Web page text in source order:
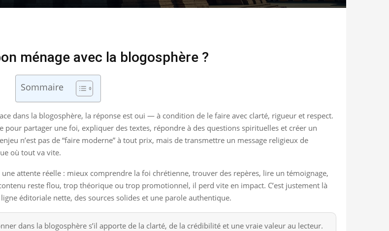
ménage avec la blogosphère ?
Sommaire
dans la blogosphère, la réponse est oui — à condition de le faire avec clarté, rigueur et respect.
pour partager une foi, expliquer des textes, répondre à des questions spirituelles et créer un
n’est pas de “faire moderne” à tout prix, mais de transmettre un message religieux de
où tout va vite.
attente réelle : mieux comprendre la foi chrétienne, trouver des repères, lire un témoignage,
reste flou, trop théorique ou trop promotionnel, il perd vite en impact. C’est justement là
éditoriale nette, des sources solides et une parole authentique.
dans la blogosphère s’il apporte de la clarté, de la crédibilité et une vraie valeur au lecteur.